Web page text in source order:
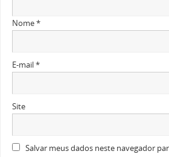
Nome*
E-mail*
Site
Salvar meus dados neste navegador